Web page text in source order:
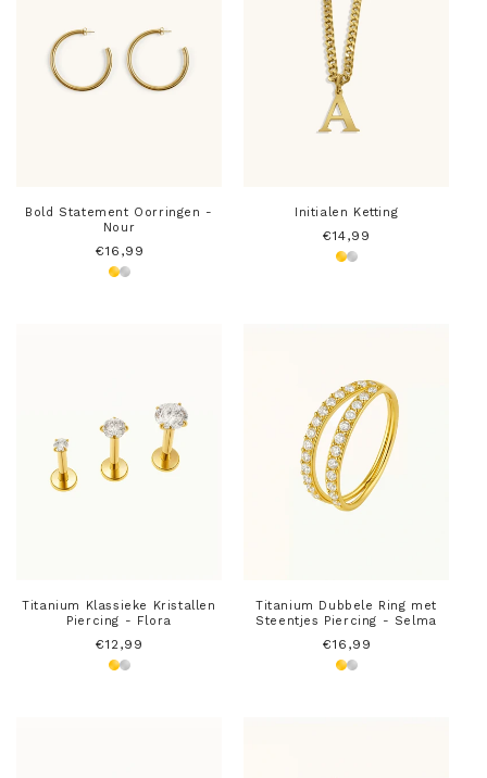
Bold Statement Oorringen -
Nour
Normale
prijs
€16,99
Initialen Ketting
Normale
prijs
€14,99
Titanium Klassieke Kristallen
Piercing - Flora
Normale
prijs
€12,99
Titanium Dubbele Ring met
Steentjes Piercing - Selma
Normale
prijs
€16,99